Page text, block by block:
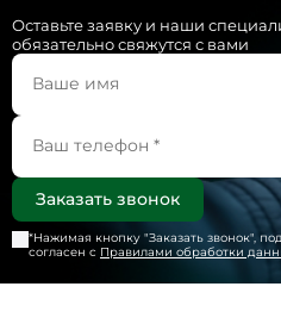
Оставьте заявку и наши
обязательно свяжутся с вами
*Нажимая кнопку "Заказать звонок",
согласен с Правилами обработки